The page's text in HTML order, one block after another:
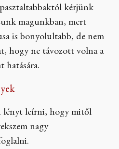
kérjünk
magunkban, mert
is bonyolultabb, de nem
hogy ne távozott volna a
hatására.
lényt leírni, hogy mitől
nagy